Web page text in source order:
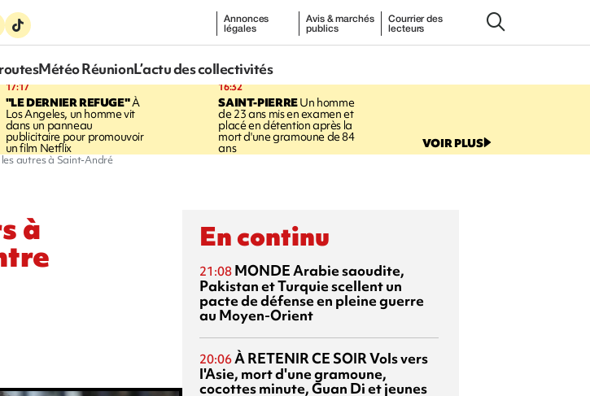
Annonces
légales
Avis & marchés
publics
Courrier des
lecteurs
Météo RéunionL’actu des collectivités
17:17
"LE DERNIER REFUGE"À
Los Angeles, un homme vit
dans un panneau
publicitaire pour promouvoir
un film Netflix
16:32
SAINT-PIERREUn homme
de 23 ans mis en examen et
placé en détention après la
mort d'une gramoune de 84
ans VOIR PLUS
autres à Saint-André
à En continu
21:08 MONDEArabie saoudite,
Pakistan et Turquie scellent un
pacte de défense en pleine guerre
au Moyen-Orient
20:06À RETENIR CE SOIRVols vers
l'Asie, mort d'une gramoune,
cocottes minute, Guan Di et jeunes